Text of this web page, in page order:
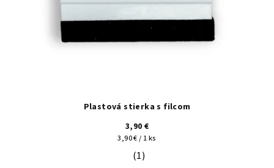
Plastová stierka s filcom
3,90 €
Jednotková
cena:
3,90 € / 1 ks
Priemerné hodnotenie produktu
(1)